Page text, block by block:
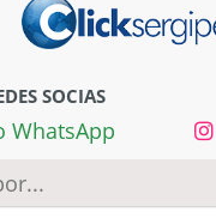
SOCIAS
WhatsApp